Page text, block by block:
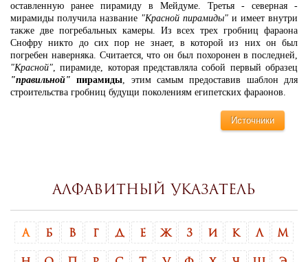
оставленную ранее пирамиду в Мейдуме. Третья - северная -
мирамиды получила название "Красной пирамиды" и имеет внутри
также две погребальных камеры. Из всех трех гробниц фараона
Снофру никто до сих пор не знает, в которой из них он был
погребен наверняка. Считается, что он был похоронен в последней,
"Красной", пирамиде, которая представляла собой первый образец
"правильной" пирамиды, этим самым предоставив шаблон для
строительства гробниц будущи поколениям египетских фараонов.
Источники
Алфавитный указатель
А Б В Г Д Е Ж З И К Л М